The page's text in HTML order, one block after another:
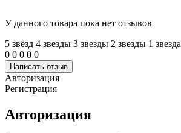
У данного товара пока нет отзывов
5 звёзд 4 звeзды 3 звeзды 2 звeзды 1 звeзда
0 0 0 0 0
Написать отзыв
Авторизация
Регистрация
Авторизация